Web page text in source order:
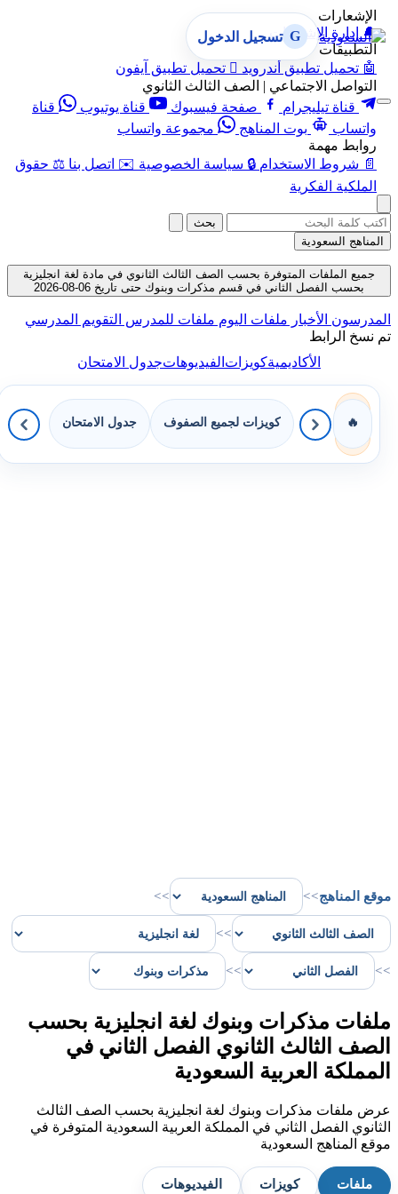
الإشعارات
🔔 إدارة الإشعارات
التطبيقات
🤖 تحميل تطبيق أندرويد  تحميل تطبيق آيفون
التواصل الاجتماعي | الصف الثالث الثانوي
قناة تيليجرام
صفحة فيسبوك قناة يوتيوب
قناة
واتساب
بوت المناهج
مجموعة واتساب
روابط مهمة
📄 شروط الاستخدام 🔒 سياسة الخصوصية ✉️ اتصل بنا ⚖️ حقوق
الملكية الفكرية
G تسجيل الدخول
بحث
المناهج السعودية
جميع الملفات المتوفرة بحسب الصف الثالث الثانوي في مادة لغة انجليزية
بحسب الفصل الثاني في قسم مذكرات وبنوك حتى تاريخ 06-08-2026
المدرسون الأخبار ملفات اليوم ملفات للمدرس التقويم المدرسي
تم نسخ الرابط
الأكاديميةكويزاتالفيديوهاتجدول الامتحان
🔥 كويزات لجميع الصفوف جدول الامتحان
موقع المناهج>>
>>
>>
>>
>>
ملفات مذكرات وبنوك لغة انجليزية بحسب
الصف الثالث الثانوي الفصل الثاني في
المملكة العربية السعودية
عرض ملفات مذكرات وبنوك لغة انجليزية بحسب الصف الثالث
الثانوي الفصل الثاني في المملكة العربية السعودية المتوفرة في
موقع المناهج السعودية
ملفات كويزات الفيديوهات